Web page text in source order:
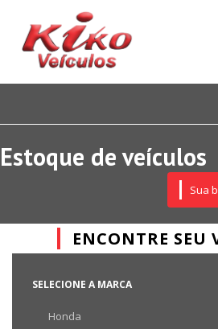
Estoque de veículos
Sua
ENCONTRE SEU
SELECIONE A MARCA